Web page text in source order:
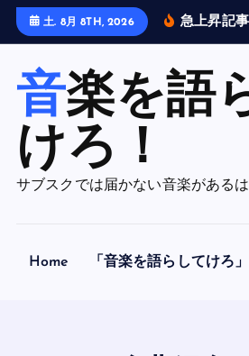
土. 8月 8TH, 2026 急上昇記
音楽を語らして
けろ！
サブスクでは届かない音楽があるは
Home 「音楽を語らしてけろ